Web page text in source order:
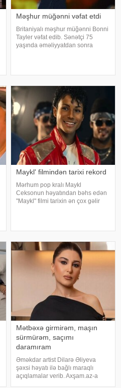
Məşhur müğənni vəfat etdi
Britaniyalı məşhur müğənni Bonni
Tayler vəfat edib. Sənətçi 75
yaşında əməliyyatdan sonra
Maykl' filmindən tarixi rekord
Mərhum pop kralı Maykl
Ceksonun həyatından bəhs edən
"Maykl" filmi tarixin ən çox gəlir
ekran əsəri dünya üzr
Mətbəxə girmirəm, maşın
sürmürəm, saçımı
daramıram
Əməkdar artist Dilarə Əliyeva
şəxsi həyatı ilə bağlı maraqlı
açıqlamalar verib. Axşam.az-a